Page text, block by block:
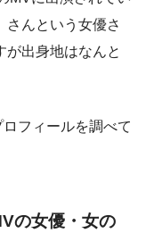
さんという女優さ
が出身地はなんと
フィールを調べて
の女優・女の